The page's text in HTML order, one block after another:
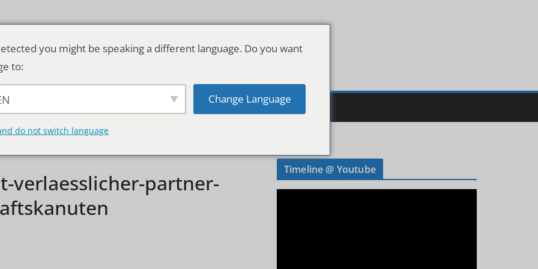
& WELT
verlaesslicher-partner-
Timeline @ Youtube
you might be speaking a different language. Do you want
to:
Change Language
do not switch language